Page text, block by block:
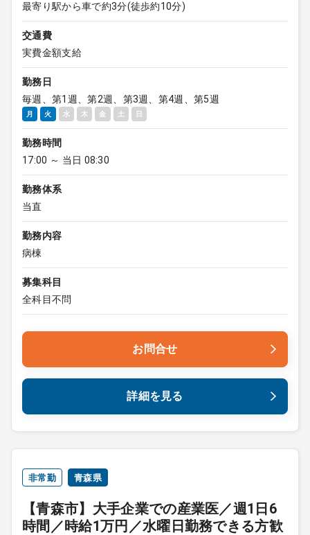
最寄り駅から車で約3分(徒歩約10分)
交通費
実費金額支給
勤務日
毎週、第1週、第2週、第3週、第4週、第5週
月 火 水 木 金 土 日
勤務時間
17:00 ～ 当日 08:30
勤務体系
当直
勤務内容
病棟
募集科目
全科目不問
お問合せ
詳細を見る
非常勤 青森県
【青森市】大手企業での産業医／週1日6
時間／時給1万円／水曜日勤務できる方歓